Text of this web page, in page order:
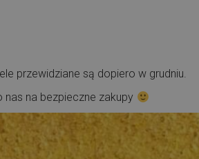
przewidziane są dopiero w grudniu.
na bezpieczne zakupy